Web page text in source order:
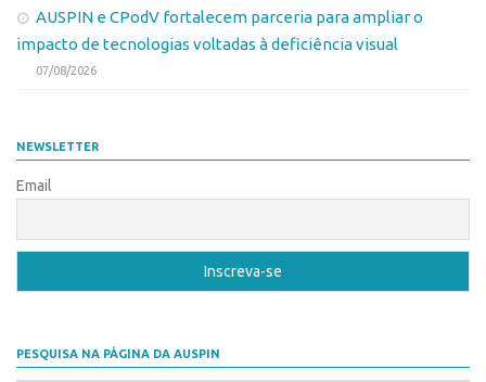
Editais de TT
PD&I
Convênios
Parcerias PD&I
Programas
Conexão Inter-USP
AUSPIN e CPodV fortalecem parceria para ampliar o
impacto de tecnologias voltadas à deficiência visual
07/08/2026
NEWSLETTER
Email
PESQUISA NA PÁGINA DA AUSPIN